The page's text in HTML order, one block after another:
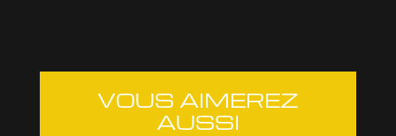
VOUS AIMEREZ
AUSSI